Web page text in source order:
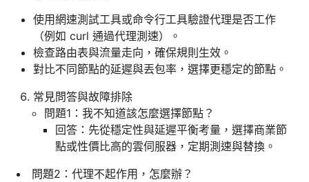
使用網速測試工具或命令行工具驗證代理是否工作
（例如 curl 通過代理測速）。
檢查路由表與流量走向，確保規則生效。
對比不同節點的延遲與丟包率，選擇更穩定的節點。
常見問答與故障排除
問題1：我不知道該怎麼選擇節點？
回答：先從穩定性與延遲平衡考量，選擇商業節
點或性價比高的雲伺服器，定期測速與替換。
問題2：代理不起作用，怎麼辦？